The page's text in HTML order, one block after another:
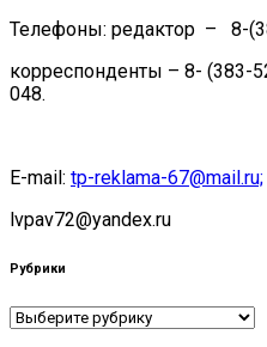
Телефоны: редактор – 8-
корреспонденты – 8- (383-
048.
E-mail: tp-reklama-67@mail.ru;
lvpav72@yandex.ru
Рубрики
Рубрики